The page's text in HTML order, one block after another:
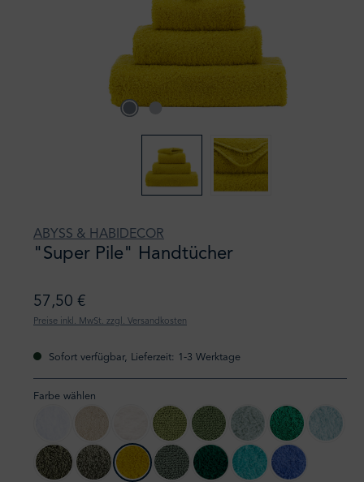
ABYSS & HABIDECOR
"Super Pile" Handtücher
57,50 €
Preise inkl. MwSt. zzgl. Versandkosten
Sofort verfügbar, Lieferzeit: 1-3 Werktage
Farbe wählen
100 White 101 Ecru 103 Ivory165 Apple Green
205 Forest210 Aqua230 Emerald235 Ice
275 Khaki277 Laurel278 Yuzu280 Evergreen298 British Green
302 Lagoon304 Marina